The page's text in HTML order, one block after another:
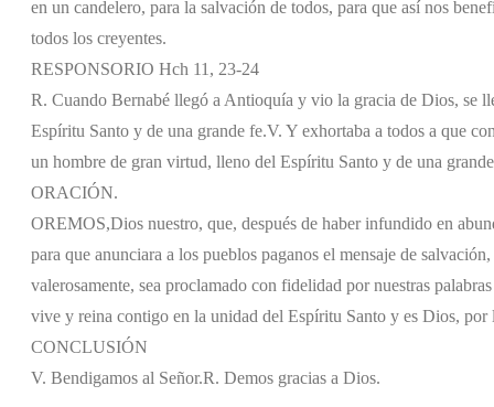
en un candelero, para la salvación de todos, para que así nos
todos los creyentes.
RESPONSORIO Hch 11, 23-24
R. Cuando Bernabé llegó a Antioquía y vio la gracia de Dios, se
Espíritu Santo y de una grande fe.V. Y exhortaba a todos a que
un hombre de gran virtud, lleno del Espíritu Santo y de una
ORACIÓN.
OREMOS,Dios nuestro, que, después de haber infundido en
para que anunciara a los pueblos paganos el mensaje de
valerosamente, sea proclamado con fidelidad por nuestras
vive y reina contigo en la unidad del Espíritu Santo y es Dios, por
CONCLUSIÓN
V. Bendigamos al Señor.R. Demos gracias a Dios.